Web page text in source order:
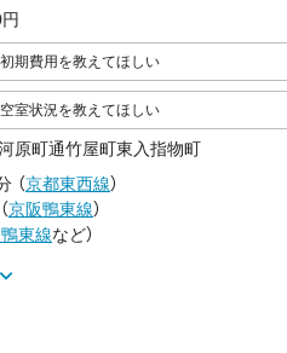
初期費用を教えてほしい
空室状況を教えてほしい
原町通竹屋町東入指物町
（京都東西線）
（京阪鴨東線）
東線など）